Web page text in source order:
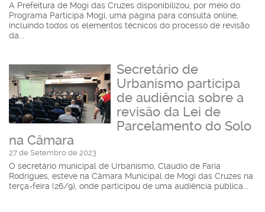
A Prefeitura de Mogi das Cruzes disponibilizou, por meio do
Programa Participa Mogi, uma página para consulta online,
incluindo todos os elementos técnicos do processo de revisão
da...
Secretário de
Urbanismo participa
de audiência sobre a
revisão da Lei de
Parcelamento do Solo
na Câmara
27 de Setembro de 2023
O secretário municipal de Urbanismo, Claudio de Faria
Rodrigues, esteve na Câmara Municipal de Mogi das Cruzes na
terça-feira (26/9), onde participou de uma audiência pública...